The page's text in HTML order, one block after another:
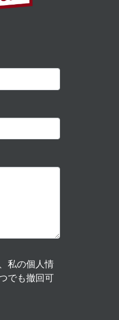
私の個人情
でも撤回可